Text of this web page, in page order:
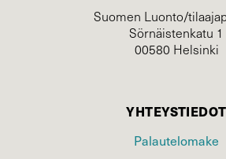
Suomen Luonto/
Sörnäistenkatu 1
00580 Helsinki
YHTEYSTIEDOT
Palautelomake